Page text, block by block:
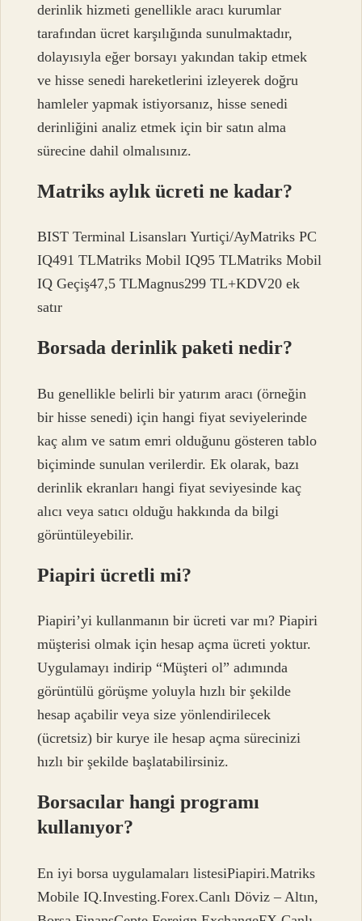
derinlik hizmeti genellikle aracı kurumlar
tarafından ücret karşılığında sunulmaktadır,
dolayısıyla eğer borsayı yakından takip etmek
ve hisse senedi hareketlerini izleyerek doğru
hamleler yapmak istiyorsanız, hisse senedi
derinliğini analiz etmek için bir satın alma
sürecine dahil olmalısınız.
Matriks aylık ücreti ne kadar?
BIST Terminal Lisansları Yurtiçi/AyMatriks PC
IQ491 TLMatriks Mobil IQ95 TLMatriks Mobil
IQ Geçiş47,5 TLMagnus299 TL+KDV20 ek
satır
Borsada derinlik paketi nedir?
Bu genellikle belirli bir yatırım aracı (örneğin
bir hisse senedi) için hangi fiyat seviyelerinde
kaç alım ve satım emri olduğunu gösteren tablo
biçiminde sunulan verilerdir. Ek olarak, bazı
derinlik ekranları hangi fiyat seviyesinde kaç
alıcı veya satıcı olduğu hakkında da bilgi
görüntüleyebilir.
Piapiri ücretli mi?
Piapiri’yi kullanmanın bir ücreti var mı? Piapiri
müşterisi olmak için hesap açma ücreti yoktur.
Uygulamayı indirip “Müşteri ol” adımında
görüntülü görüşme yoluyla hızlı bir şekilde
hesap açabilir veya size yönlendirilecek
(ücretsiz) bir kurye ile hesap açma sürecinizi
hızlı bir şekilde başlatabilirsiniz.
Borsacılar hangi programı
kullanıyor?
En iyi borsa uygulamaları listesiPiapiri.Matriks
Mobile IQ.Investing.Forex.Canlı Döviz – Altın,